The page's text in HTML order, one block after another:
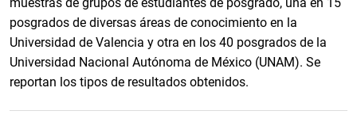
posgrados de diversas áreas de conocimiento en la
Universidad de Valencia y otra en los 40 posgrados de la
Universidad Nacional Autónoma de México (UNAM). Se
reportan los tipos de resultados obtenidos.